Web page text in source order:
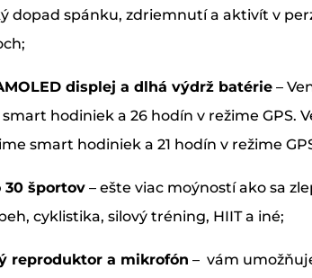
dopad spánku, zdriemnutí a aktivít v
displej a dlhá výdrž batérie –
hodiniek a 26 hodín v režime GPS.
smart hodiniek a 21 hodín v režime
30 športov – ešte viac moýností ako sa
cyklistika, silový tréning, HIIT a iné;
reproduktor a mikrofón – vám